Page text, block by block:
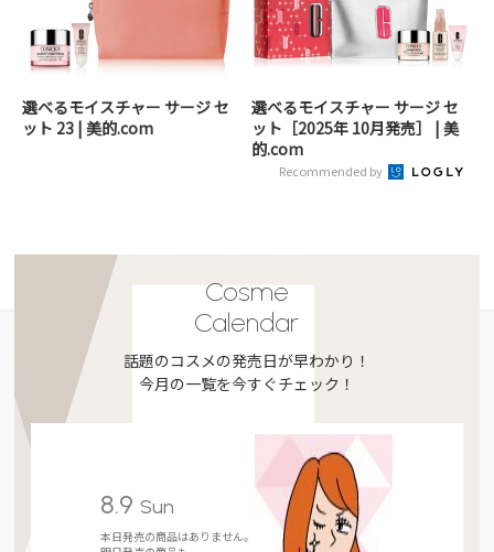
選べるモイスチャー サージ セ
ット 23 | 美的.com
選べるモイスチャー サージ セ
ット［2025年 10月発売］ | 美
的.com
Recommended by
Cosme
Calendar
話題のコスメの発売日が早わかり！
今月の一覧を今すぐチェック！
8.9 Sun
本日発売の商品はありません。